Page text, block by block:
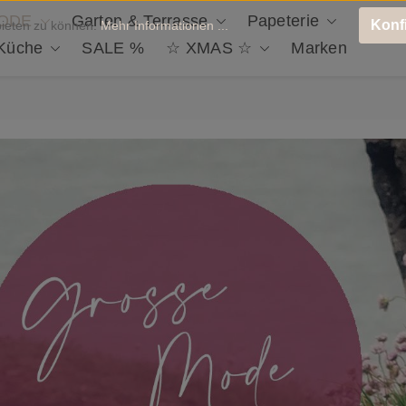
Garten & Terrasse Papeterie Deko
SALE % ☆ XMAS ☆ Marken
zu können.Mehr Informationen ...